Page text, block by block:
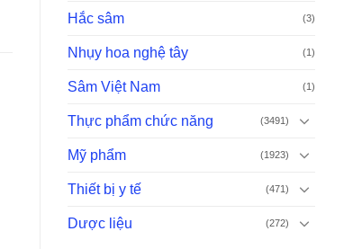
Hắc sâm (3)
Nhụy hoa nghệ tây (1)
Sâm Việt Nam (1)
Thực phẩm chức năng (3491)
Mỹ phẩm (1923)
Thiết bị y tế (471)
Dược liệu (272)